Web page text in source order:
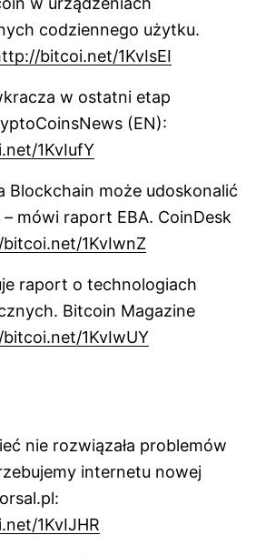
codziennego użytku.
bitcoi.net/1KvIsEI
w ostatni etap
(EN):
1KvIufY
Blockchain może udoskonalić
mówi raport EBA. CoinDesk
1KvIwnZ
raport o technologiach
Bitcoin Magazine
1KvIwUY
nie rozwiązała problemów
internetu nowej
1KvIJHR